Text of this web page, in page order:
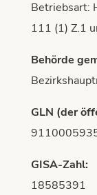
Betriebsart:
111 (1) Z.1
Behörde
GLN (der
GISA-Zahl:
18585391